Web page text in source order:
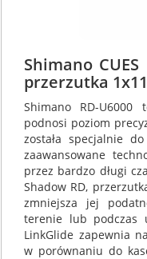
Shimano
przerzutka
Shimano RD-U6000
podnosi poziom
została specjalnie
zaawansowane
przez bardzo długi
Shadow RD,
zmniejsza jej
terenie lub podczas
LinkGlide zapewnia
w porównaniu do